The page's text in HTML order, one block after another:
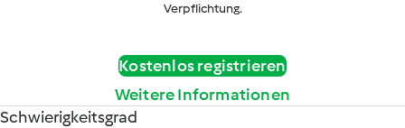
Verpflichtung.
Kostenlos registrieren
Weitere Informationen
Schwierigkeitsgrad